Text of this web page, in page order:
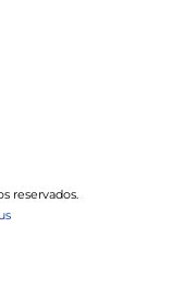
reservados.